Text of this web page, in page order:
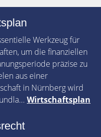
Werkzeug für
um die finanziellen
präzise zu
aus einer
in Nürnberg wird
Wirtschaftsplan